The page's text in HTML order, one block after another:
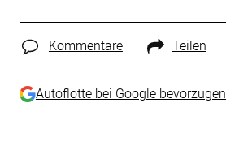
Kommentare Teilen
Autoflotte bei Google bevorzugen